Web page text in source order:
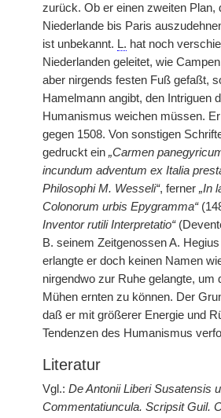
zurück. Ob er einen zweiten Plan,
Niederlande bis Paris
ist unbekannt. L. hat noch
Niederlanden geleitet, wie
aber nirgends festen Fuß gefaßt,
Hamelmann angibt, den Intriguen
Humanismus weichen müssen.
gegen 1508. Von sonstigen
gedruckt ein „Carmen
incundum adventum ex Italia
Philosophi M. Wesseli“, ferner „In
Colonorum urbis Epygramma“
Inventor rutili Interpretatio“
B. seinem Zeitgenossen A.
erlangte er doch keinen Namen
nirgendwo zur Ruhe gelangte, um
Mühen ernten zu können. Der
daß er mit größerer Energie und
Tendenzen des Humanismus
Literatur
Vgl.: De Antonii Liberi Susatensis
Commentatiuncula. Scripsit Guil.